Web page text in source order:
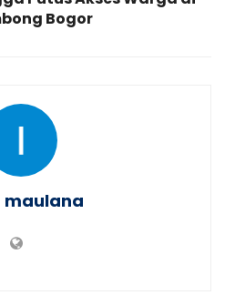
Bogor
maulana